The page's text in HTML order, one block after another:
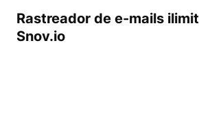
Rastreador de e-mails
Snov.io